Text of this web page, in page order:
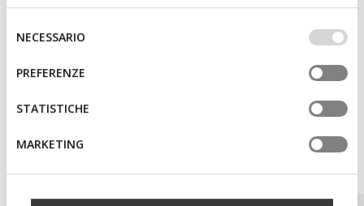
base dei tuoi gusti ed interessi. Selezionando
IMPOSTAZIONI potrai anche scegliere quali cookies ed
altri strumenti di tracciamento autorizzare. Per maggiori
informazioni o per modificare in qualsiasi momento le
tue impostazioni, visita la nostra
del
consenso
NECESSARIO
PREFERENZE
STATISTICHE
MARKETING
Light gold-tone metallic detailing
Materials
You may also like